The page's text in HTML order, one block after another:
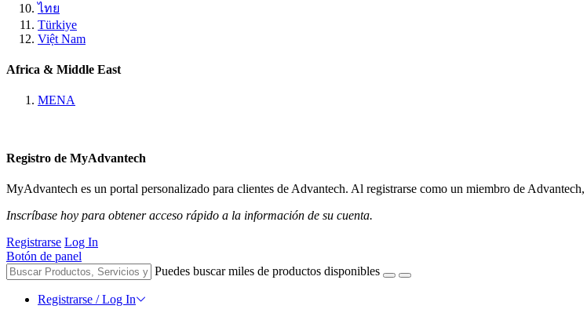
ไทย
Türkiye
Việt Nam
Africa & Middle East
MENA
Registro de MyAdvantech
MyAdvantech es un portal personalizado para clientes de Advantech. Al registrarse como un miembro de
Inscríbase hoy para obtener acceso rápido a la información de su cuenta.
Registrarse Log In
Botón de panel
Puedes buscar miles de productos disponibles
Registrarse / Log In